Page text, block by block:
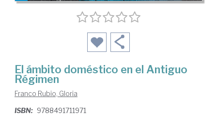
El ámbito doméstico en el Antiguo
Régimen
Franco Rubio, Gloria
ISBN: 9788491711971